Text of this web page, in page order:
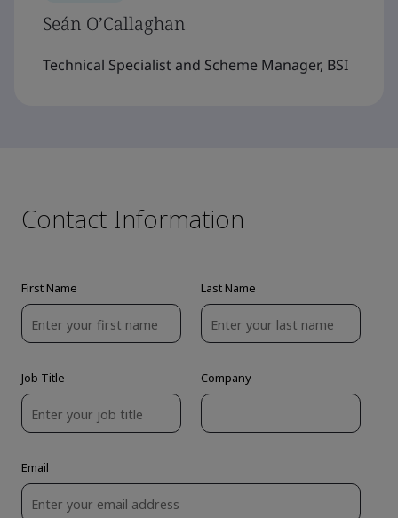
Seán O’Callaghan
Technical Specialist and Scheme Manager, BSI